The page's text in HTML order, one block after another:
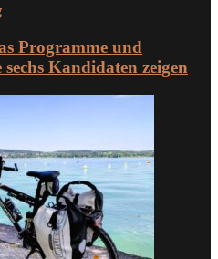
Programme und
Kandidaten zeigen